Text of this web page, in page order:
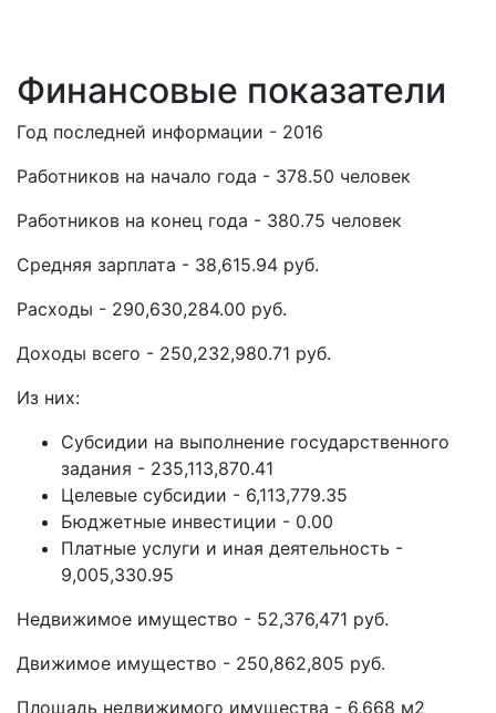
Финансовые показатели
Год последней информации - 2016
Работников на начало года - 378.50 человек
Работников на конец года - 380.75 человек
Средняя зарплата - 38,615.94 руб.
Расходы - 290,630,284.00 руб.
Доходы всего - 250,232,980.71 руб.
Из них:
Субсидии на выполнение государственного
задания - 235,113,870.41
Целевые субсидии - 6,113,779.35
Бюджетные инвестиции - 0.00
Платные услуги и иная деятельность -
9,005,330.95
Недвижимое имущество - 52,376,471 руб.
Движимое имущество - 250,862,805 руб.
Площадь недвижимого имущества - 6,668 м2